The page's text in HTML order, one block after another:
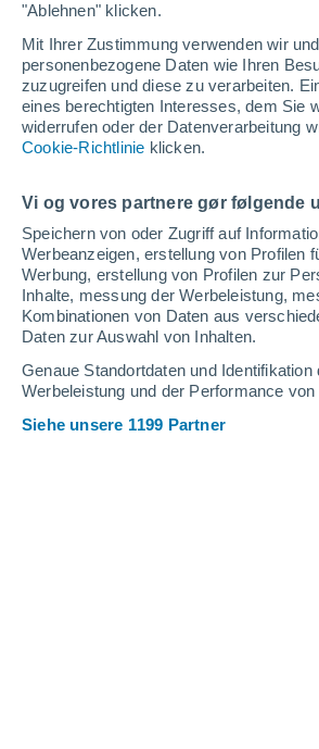
"Ablehnen" klicken.
Mit Ihrer Zustimmung verwenden wir und
personenbezogene Daten wie Ihren
zuzugreifen und diese zu verarbeiten.
eines berechtigten Interesses, dem Sie
widerrufen oder der Datenverarbeitung
Cookie-Richtlinie klicken.
Vi og vores partnere gør følgende
Speichern von oder Zugriff auf
Werbeanzeigen, erstellung von Profilen
Werbung, erstellung von Profilen zur
Inhalte, messung der Werbeleistung,
Kombinationen von Daten aus
Daten zur Auswahl von Inhalten.
Genaue Standortdaten und
Werbeleistung und der Performance
Siehe unsere 1199 Partner